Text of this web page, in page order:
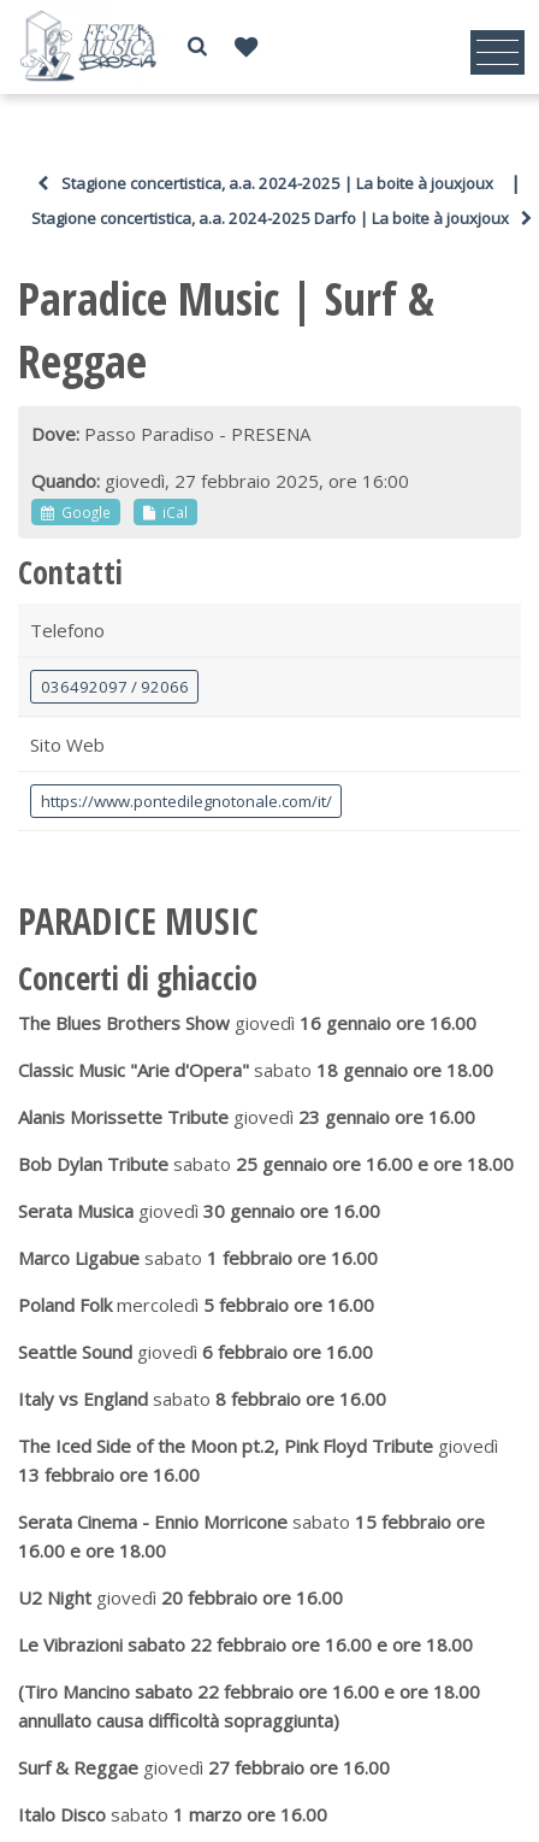
Stagione concertistica, a.a. 2024-2025 | La boite à jouxjoux |
Stagione concertistica, a.a. 2024-2025 Darfo | La boite à jouxjoux
Paradice Music | Surf &
Reggae
Dove:Passo Paradiso - PRESENA
Quando:giovedì, 27 febbraio 2025, ore 16:00
Google iCal
Contatti
Telefono
036492097 / 92066
Sito Web
https://www.pontedilegnotonale.com/it/
PARADICE MUSIC
Concerti di ghiaccio
The Blues Brothers Show giovedì 16 gennaio ore 16.00
Classic Music "Arie d'Opera" sabato 18 gennaio ore 18.00
Alanis Morissette Tribute giovedì 23 gennaio ore 16.00
Bob Dylan Tribute sabato 25 gennaio ore 16.00 e ore 18.00
Serata Musica giovedì 30 gennaio ore 16.00
Marco Ligabue sabato 1 febbraio ore 16.00
Poland Folk mercoledì 5 febbraio ore 16.00
Seattle Sound giovedì 6 febbraio ore 16.00
Italy vs England sabato 8 febbraio ore 16.00
The Iced Side of the Moon pt.2, Pink Floyd Tribute giovedì
13 febbraio ore 16.00
Serata Cinema - Ennio Morricone sabato 15 febbraio ore
16.00 e ore 18.00
U2 Night giovedì 20 febbraio ore 16.00
Le Vibrazioni sabato 22 febbraio ore 16.00 e ore 18.00
(Tiro Mancino sabato 22 febbraio ore 16.00 e ore 18.00
annullato causa difficoltà sopraggiunta)
Surf & Reggae giovedì 27 febbraio ore 16.00
Italo Disco sabato 1 marzo ore 16.00